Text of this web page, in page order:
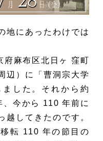
地にあったわけでは
麻布区北日ヶ 窪町
辺）に「曹洞宗大学
した。それから約
今から 110 年前に
越してきたのです。
転 110 年の節目の